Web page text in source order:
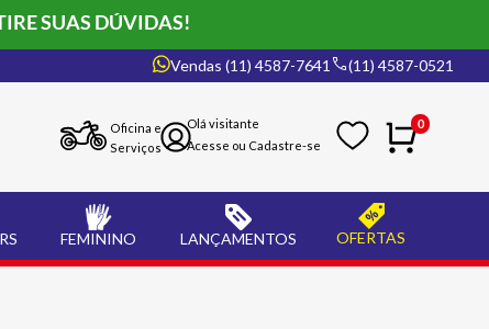
SUAS DÚVIDAS!
Vendas (11) 4587-7641 (11) 4587-0521
Oficina e
Serviços
0
FEMININO LANÇAMENTOS OFERTAS